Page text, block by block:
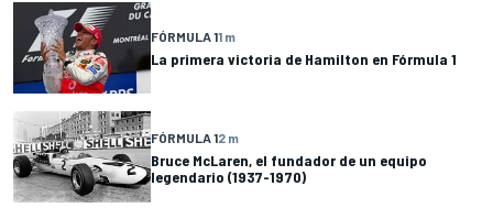
FÓRMULA 11 m
La primera victoria de Hamilton en Fórmula 1
FÓRMULA 12 m
Bruce McLaren, el fundador de un equipo
legendario (1937-1970)